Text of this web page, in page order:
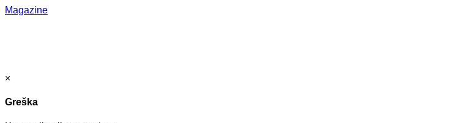
Magazine
×
Greška